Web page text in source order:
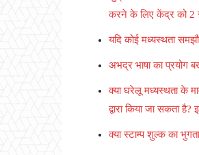
करने के लिए केंद्र को 2
यदि कोई मध्यस्थता
अभद्र भाषा का प्रयोग
क्या घरेलू मध्यस्थता के
द्वारा किया जा सकता है?
क्या स्टाम्प शुल्क का